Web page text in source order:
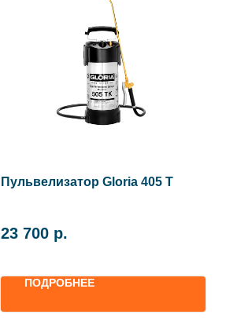
Пульвелизатор Gloria 405 T
23 700 р.
ПОДРОБНЕЕ